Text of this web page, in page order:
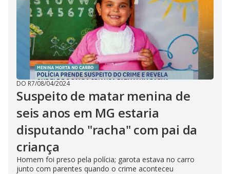
DO R7/08/04/2024
Suspeito de matar menina de
seis anos em MG estaria
disputando "racha" com pai da
criança
Homem foi preso pela polícia; garota estava no carro
junto com parentes quando o crime aconteceu